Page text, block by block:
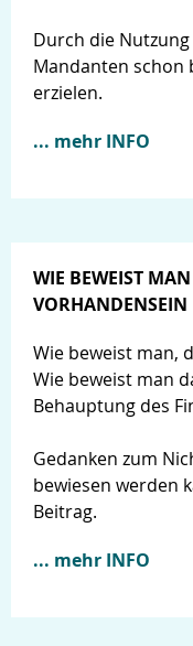
Durch die
Mandanten schon
erzielen.
... mehr INFO
WIE BEWEIST
VORHANDENSEIN
Wie beweist man,
Wie beweist man
Behauptung des
Gedanken zum
bewiesen werden
Beitrag.
... mehr INFO